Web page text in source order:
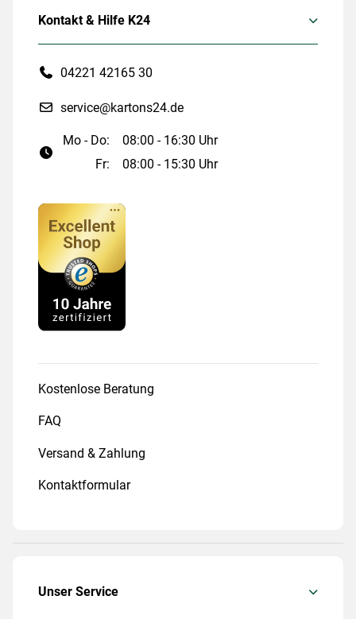
Kontakt & Hilfe K24
04221 42165 30
service@kartons24.de
Mo - Do:
08:00 - 16:30 Uhr
Fr:
08:00 - 15:30 Uhr
Kostenlose Beratung
FAQ
Versand & Zahlung
Kontaktformular
Unser Service